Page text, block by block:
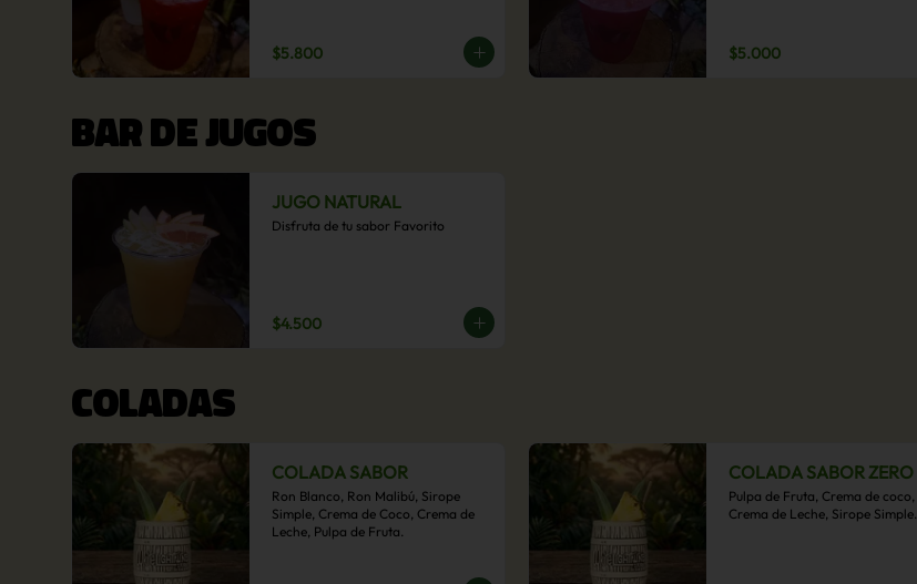
$5.800 $5.000
BAR DE JUGOS
JUGO NATURAL
Disfruta de tu sabor Favorito
$4.500
COLADAS
COLADA SABOR
Ron Blanco, Ron Malibú, Sirope
Simple, Crema de Coco, Crema de
Leche, Pulpa de Fruta.
COLADA SABOR ZERO
Pulpa de Fruta, Crema de coco,
Crema de Leche, Sirope Simple.